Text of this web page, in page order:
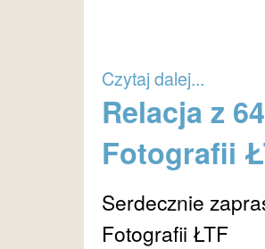
Czytaj dalej...
Relacja z
Fotografii
Serdecznie
Fotografii ŁTF